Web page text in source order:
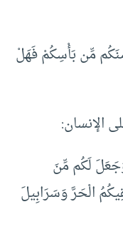
مِّن بَأْسِكُمْ فَهَلْ
الإنسان:
لَكُم مِّنَ
الْحَرَّ وَسَرَابِيلَ